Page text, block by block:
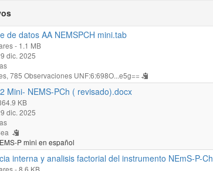
de datos AA NEMSPCH mini.tab
- 1.1 MB
dic. 2025
785 Observaciones UNF:6:698O...e5g==
Mini- NEMS-PCh ( revisado).docx
KB
dic. 2025
P mini en español
interna y analisis factorial del instrumento NEmS-P-
- 8.6 KB